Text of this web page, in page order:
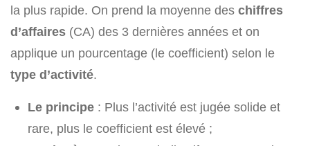
la plus rapide. On prend la moyenne des chiffres
d’affaires (CA) des 3 dernières années et on
applique un pourcentage (le coefficient) selon le
type d’activité.
Le principe : Plus l’activité est jugée solide et
rare, plus le coefficient est élevé ;